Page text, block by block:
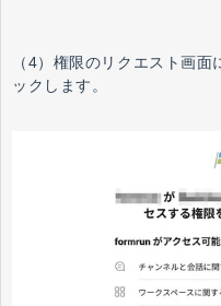
（4）権限のリクエスト画
ックします。